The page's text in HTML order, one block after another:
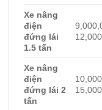
Xe nâng
điện
đứng lái
1.5 tấn
Xe nâng
điện
đứng lái 2
tấn